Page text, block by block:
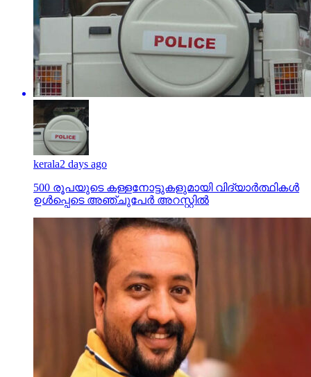
kerala2 days ago
500 രൂപയുടെ കള്ളനോട്ടുകളുമായി വിദ്യാര്‍ത്ഥികള്‍
ഉള്‍പ്പെടെ അഞ്ചുപേര്‍ അറസ്റ്റില്‍